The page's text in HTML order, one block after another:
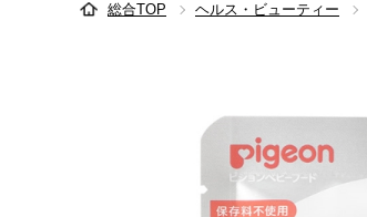
総合TOP ヘルス・ビューティー